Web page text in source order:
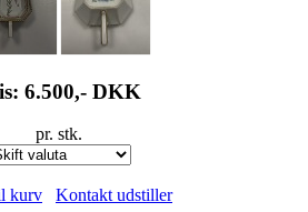
6.500,- DKK
pr. stk.
kurv Kontakt udstiller